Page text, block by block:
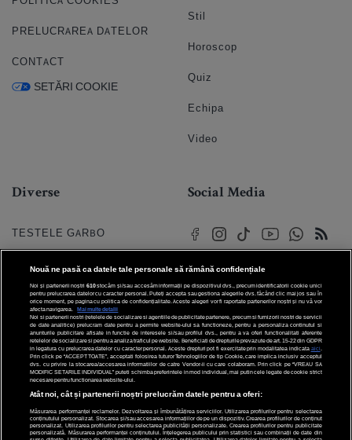
PRELUCRAREA DATELOR
CONTACT
SETĂRI COOKIE
Stil
Horoscop
Quiz
Echipa
Video
Diverse
TESTELE GARBO
HOROSCOP
HOROSCOPUL IUBIRII
FORUMURI
TRATAMENTE NATURISTE
DICTIONARE NUME
Social Media
© 2026 Internet Corp SRL
Toate drepturile rezervate
Nouă ne pasă ca datele tale personale să rămână confidențiale
Noi și partenerii noștri 610stocăm și/sau accesăm informații pe dispozitivul dvs., precum identificatorii cookie unici
pentru prelucrarea datelor cu caracter personal. Puteți accepta sau gestiona alegerile dvs. făcând clic mai jos sau în
orice moment, pe pagina cu politica de confidențialitate. Aceste alegeri vor fi raportate partenerilor noștri și nu vă vor
afecta navigarea.
Mai multe detalii
Noi si partenerii nostri (retelele de socializare si agentiile de publicitate partenere, precum si furnizorii nostri de servicii
de date analitice) prelucram date pentru a permite website-ului sa functioneze, pentru a personaliza continutul si
anunturile publicitare afisate in functie de interesele si/sau profilul dvs., pentru a va oferi functionalitati aferente
retelelor de socializare si pentru a analiza traficul pe website. Beneficiati de drepturile prevazute de art. 15-22 din GDPR
in legatura cu prelucrarea datelor cu caracter personal. Aceste drepturi pot fi exercitate prin modalitatea indicata aici
Prin click pe “ACCEPT TOATE”, acceptati folosirea tuturor Tehnologiilor de tip Cookie, care implica inclusiv acceptul
dvs. cu privire la stocarea/accesarea informatiilor de catre Vendor-ii cu care colaboram. Prin click pe “VREAU SA
MODIFIC SETARILE INDIVIDUAL” puteti schimba preferintele in mod individual, mai putin cele legate de cookie strict
necesare pentru functionarea website-ului.
Atât noi, cât și partenerii noștri prelucrăm datele pentru a oferi:
Măsurarea performanței reclamelor. Dezvoltarea și îmbunătățirea serviciilor. Utilizarea profilurilor pentru selectarea
conținutului personalizat. Stocarea și/sau accesarea informațiilor de pe un dispozitiv. Crearea profilurilor de conținut
personalizat. Utilizarea profilurilor pentru selectarea publicității personalizate. Crearea profilurilor pentru publicitate
personalizată. Măsurarea performanței conținutului. Înțelegerea publicului prin statistici sau combinații de date din